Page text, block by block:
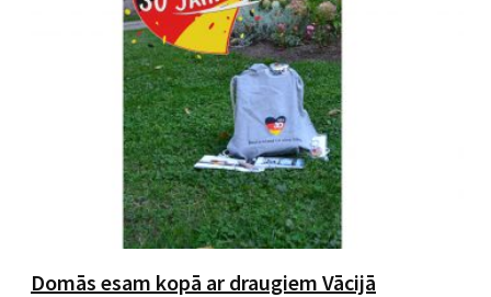
Domās esam kopā ar draugiem Vācijā